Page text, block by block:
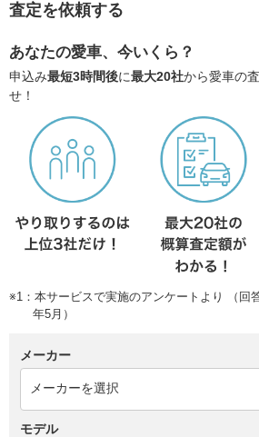
査定を依頼する
あなたの愛車、今いくら？
申込み最短3時間後に最大20社から愛車の
せ！
※1：本サービスで実施のアンケートより （回
年5月）
メーカー
モデル